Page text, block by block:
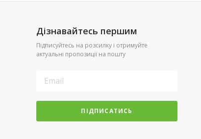
Дізнавайтесь першим
Підписуйтесь на розсилку і отримуйте
актуальні пропозиції на пошту
ПІДПИСАТИСЬ